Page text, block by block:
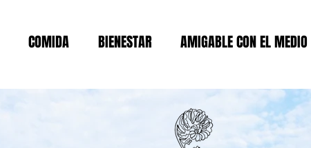
COMIDA BIENESTAR AMIGABLE CON EL